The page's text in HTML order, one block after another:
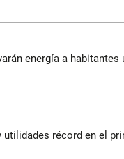
energía a
récord en el